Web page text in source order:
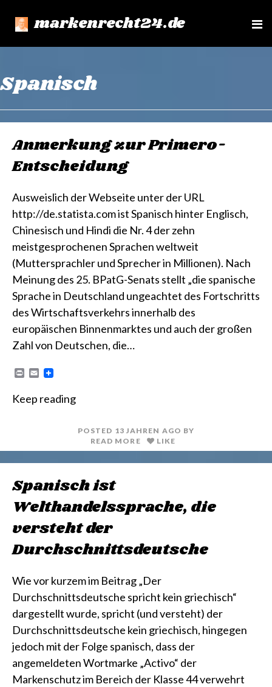
markenrecht24.de
e
Spanisch
Anmerkung zur Primero-
Entscheidung
Ausweislich der Webseite unter der URL
http://de.statista.com ist Spanisch hinter Englisch,
Chinesisch und Hindi die Nr. 4 der zehn
meistgesprochenen Sprachen weltweit
(Muttersprachler und Sprecher in Millionen). Nach
Meinung des 25. BPatG-Senats stellt „die spanische
Sprache in Deutschland ungeachtet des Fortschritts
des Wirtschaftsverkehrs innerhalb des
europäischen Binnenmarktes und auch der großen
Zahl von Deutschen, die…
n
E
i
Keep reading
POSTED 13 JAHREN AGO BY
READ MORE
LIKE
Spanisch ist
Welthandelssprache, die
versteht der
Durchschnittsdeutsche
Wie vor kurzem im Beitrag „Der
Durchschnittsdeutsche spricht kein griechisch“
dargestellt wurde, spricht (und versteht) der
Durchschnittsdeutsche kein griechisch, hingegen
jedoch mit der Folge spanisch, dass der
angemeldeten Wortmarke „Activo“ der
Markenschutz im Bereich der Klasse 44 verwehrt